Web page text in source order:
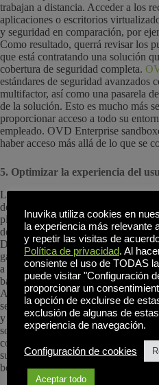
trabajan a distancia. Acceder a los
aplicaciones o escritorios
y seguridad en comparación, por
Como resultado, querrá revisar los
que está contratando una solución
cobertura de seguridad completa.
estándares de seguridad
multifactor, así como una pasarela
de la solución. Esto es mucho más
proporcionar acceso a todo su
empleado. OVD Enterprise
haber acceso más allá de lo que se
5. Optimizar la experiencia del
La experiencia del usuario
de las iniciativas de virtualización.
plagado históricamente a los
de escritorio virtual convencionales
Desktops y VMware Horizon. Lo
garantizar un acceso sin problemas
a través de varios dispositivos y
basado en navegador y clientes
Android e incluso clientes ligeros.
sea rápida, fiable y agradable para
y maximizar el cumplimiento.
solución que sufre largos tiempos de
congeladas y posibles pérdidas de
supervisión del rendimiento para
botella que puedan afectar a la
Inuvika utiliza cookies en
la experiencia más relevante
y repetir las visitas de
Política de privacidad. Al
consiente el uso de TODAS
puede visitar "Configuración
proporcionar un
la opción de excluirse de
exclusión de algunas de
experiencia de navegación.
Configuración de cookies
Aceptar todo